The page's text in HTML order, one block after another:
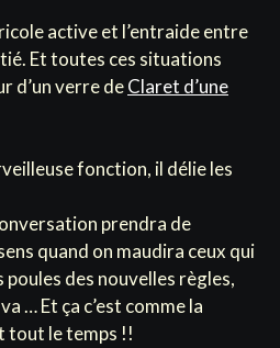
active et l’entraide entre
Et toutes ces situations
d’un verre deClaret d’une
fonction, il délie les
prendra de
quand on maudira ceux qui
des nouvelles règles,
… Et ça c’est comme la
tout le temps !!